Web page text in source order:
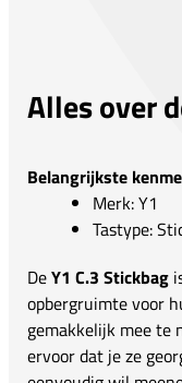
Alles over
Belangrijkste
Merk: Y1
Tastype:
DeY1 C.3 Stickbag
opbergruimte voor
gemakkelijk mee te
ervoor dat je ze